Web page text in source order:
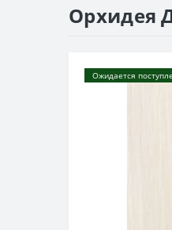
Орхидея
Ожидается